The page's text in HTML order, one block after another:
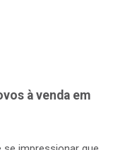
à venda em